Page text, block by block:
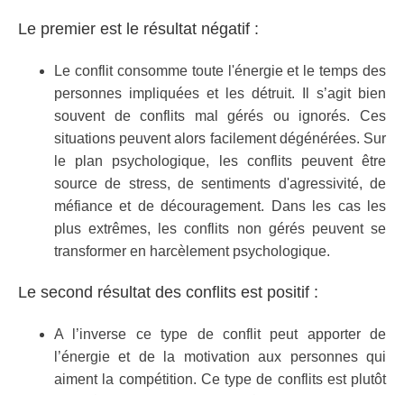
Le premier est le résultat négatif :
Le conflit consomme toute l'énergie et le temps des
personnes impliquées et les détruit. Il s’agit bien
souvent de conflits mal gérés ou ignorés. Ces
situations peuvent alors facilement dégénérées. Sur
le plan psychologique, les conflits peuvent être
source de stress, de sentiments d'agressivité, de
méfiance et de découragement. Dans les cas les
plus extrêmes, les conflits non gérés peuvent se
transformer en harcèlement psychologique.
Le second résultat des conflits est positif :
A l’inverse ce type de conflit peut apporter de
l’énergie et de la motivation aux personnes qui
aiment la compétition. Ce type de conflits est plutôt